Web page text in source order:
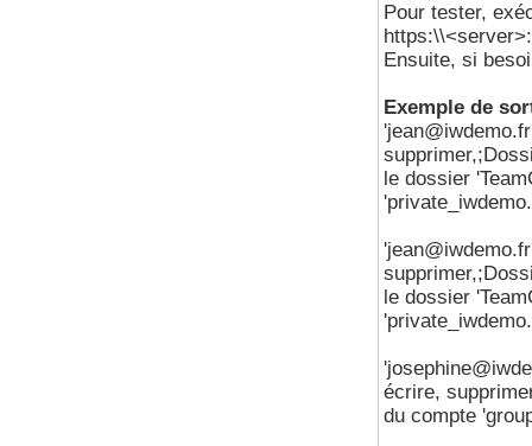
Pour tester,
Ensuite, si
Exemple de
le dossier
le dossier
écrire,
du compte